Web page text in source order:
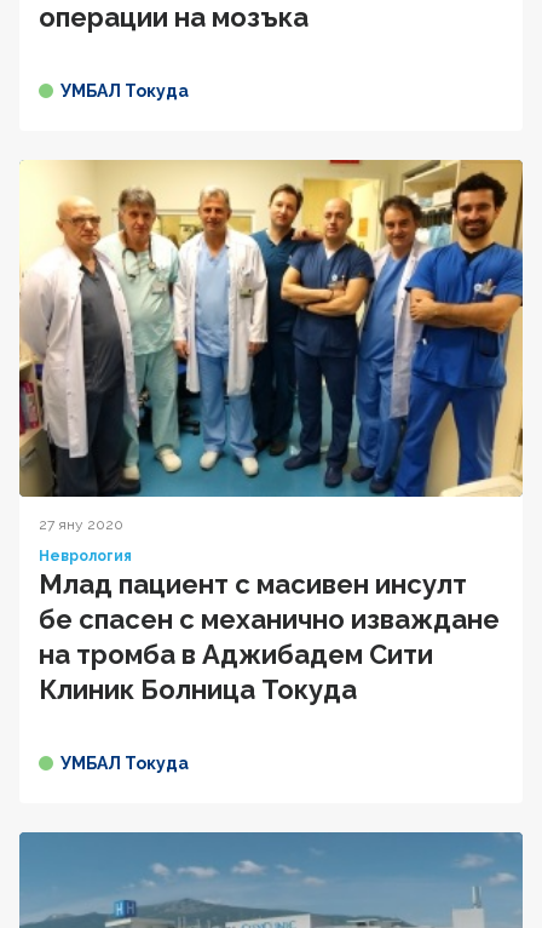
операции на мозъка
УМБАЛ Токуда
27 яну 2020
Неврология
Млад пациент с масивен инсулт
бе спасен с механично изваждане
на тромба в Аджибадем Сити
Клиник Болница Токуда
УМБАЛ Токуда